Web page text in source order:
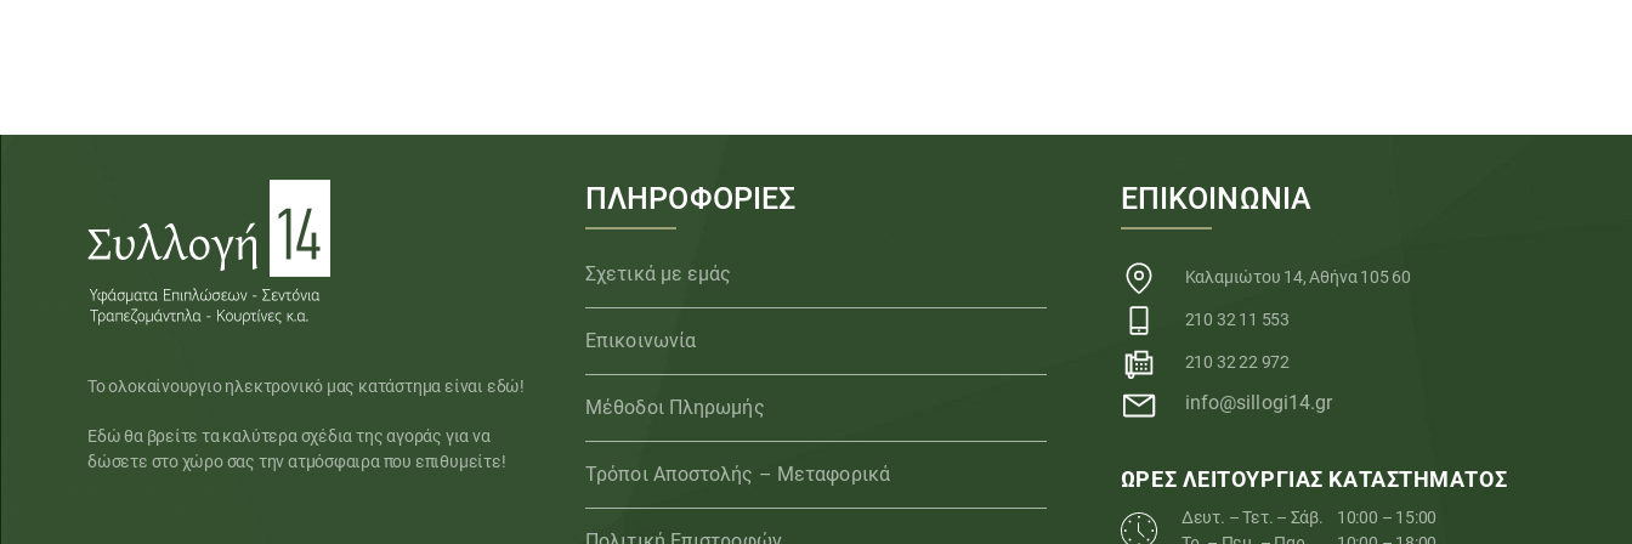
Το ολοκαίνουργιο ηλεκτρονικό μας κατάστημα είναι εδώ!
Εδώ θα βρείτε τα καλύτερα σχέδια της αγοράς για να
δώσετε στο χώρο σας την ατμόσφαιρα που επιθυμείτε!
ΠΛΗΡΟΦΟΡΙΕΣ
Σχετικά με εμάς
Επικοινωνία
Μέθοδοι Πληρωμής
Τρόποι Αποστολής – Μεταφορικά
ΕΠΙΚΟΙΝΩΝΙΑ
Καλαμιώτου 14, Αθήνα 105 60
210 32 11 553
210 32 22 972
info@sillogi14.gr
ΩΡΕΣ ΛΕΙΤΟΥΡΓΙΑΣ ΚΑΤΑΣΤΗΜΑΤΟΣ
Δευτ. – Τετ. – Σάβ.
10:00 – 15:00